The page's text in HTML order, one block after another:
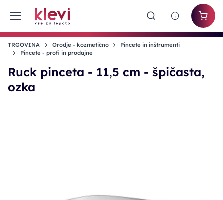
TRGOVINA Orodje - kozmetično
Pincete in inštrumenti
Pincete - profi in prodajne
Ruck pinceta - 11,5 cm - špičasta,
ozka